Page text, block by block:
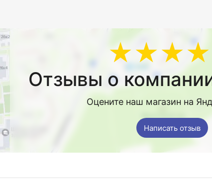
Отзывы о
Оцените наш магазин на
Написать отзыв